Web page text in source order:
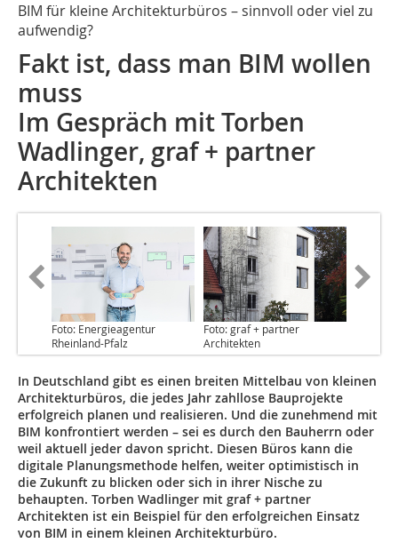
BIM für kleine Architekturbüros – sinnvoll oder viel zu
aufwendig?
Fakt ist, dass man BIM wollen
muss
Im Gespräch mit Torben
Wadlinger, graf + partner
Architekten
Foto: Energieagentur
Rheinland-Pfalz
Foto: graf + partner
Architekten
In Deutschland gibt es einen breiten Mittelbau von kleinen
Architekturbüros, die jedes Jahr zahllose Bauprojekte
erfolgreich planen und realisieren. Und die zunehmend mit
BIM konfrontiert werden – sei es durch den Bauherrn oder
weil aktuell jeder davon spricht. Diesen Büros kann die
digitale Planungsmethode helfen, weiter optimistisch in
die Zukunft zu blicken oder sich in ihrer Nische zu
behaupten. Torben Wadlinger mit graf + partner
Architekten ist ein Beispiel für den erfolgreichen Einsatz
von BIM in einem kleinen Architekturbüro.